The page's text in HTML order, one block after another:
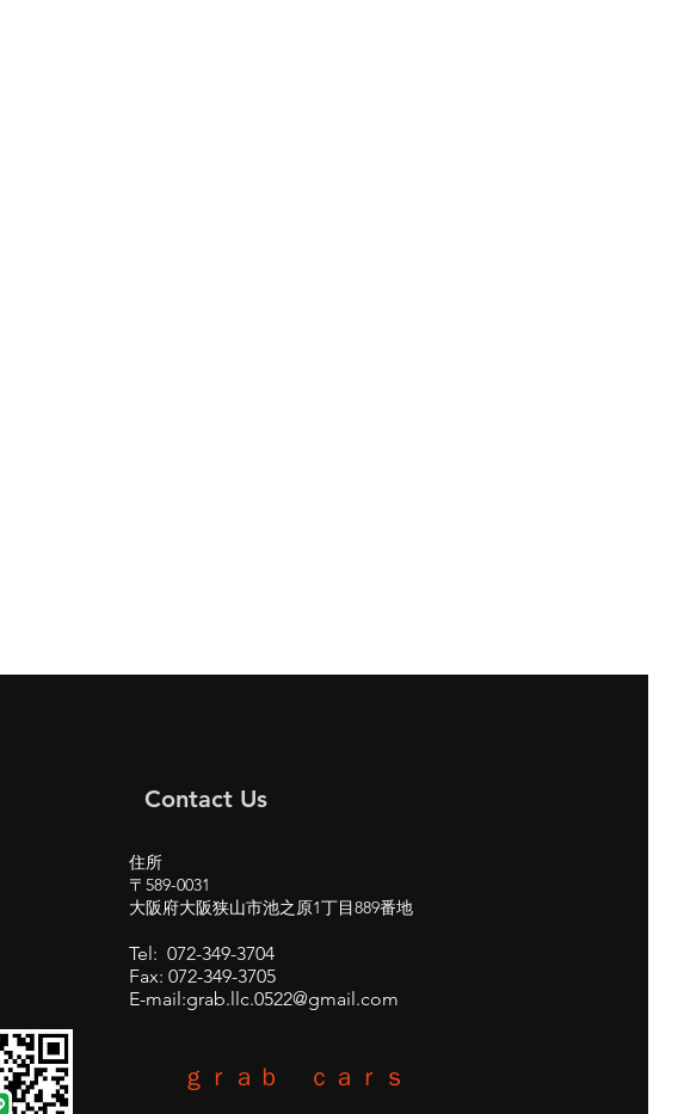
Contact Us
住所
〒589-0031
大阪府大阪狭山市池之原1丁目889番地
Tel: 072-349-3704
Fax: 072-349-3705
E-mail:grab.llc.0522@gmail.com
ｇｒａｂ ｃａｒｓ